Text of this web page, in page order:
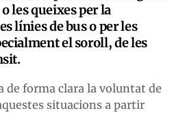
les queixes per la
línies de bus o per les
el soroll, de les
de forma clara la voluntat de
situacions a partir